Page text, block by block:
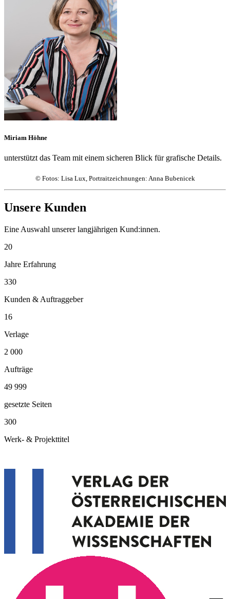
Miriam Höhne
unterstützt das Team mit einem sicheren Blick für grafische Details.
© Fotos: Lisa Lux, Portraitzeichnungen: Anna Bubenicek
Unsere Kunden
Eine Auswahl unserer langjährigen Kund:innen.
20
Jahre Erfahrung
330
Kunden & Auftraggeber
16
Verlage
2 000
Aufträge
50 000
gesetzte Seiten
300
Werk- & Projekttitel